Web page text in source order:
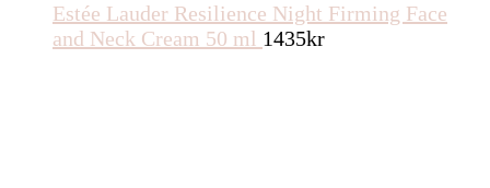
Estée Lauder Resilience Night Firming Face
and Neck Cream 50 ml 1435kr